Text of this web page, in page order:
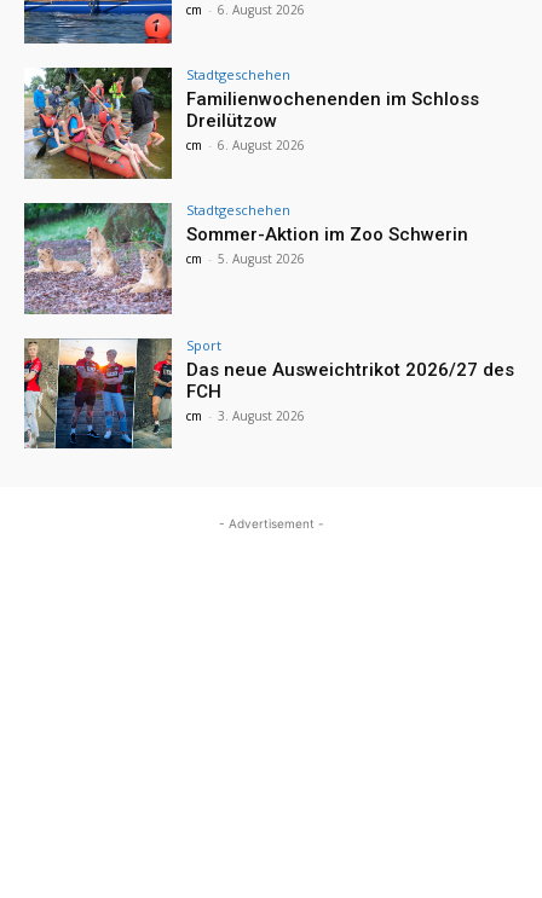
cm - 6. August 2026
Stadtgeschehen
Familienwochenenden im Schloss
Dreilützow
cm - 6. August 2026
Stadtgeschehen
Sommer-Aktion im Zoo Schwerin
cm - 5. August 2026
Sport
Das neue Ausweichtrikot 2026/27 des
FCH
cm - 3. August 2026
- Advertisement -